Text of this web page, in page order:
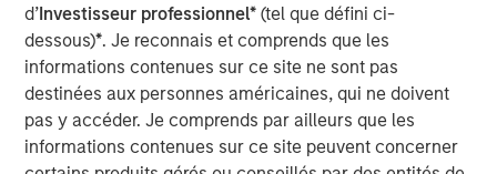
d’Investisseur professionnel*(tel que défini ci-
dessous)*. Je reconnais et comprends que les
informations contenues sur ce site ne sont pas
destinées aux personnes américaines, qui ne doivent
pas y accéder. Je comprends par ailleurs que les
informations contenues sur ce site peuvent concerner
Flip AI emerged from stealth in November last year with
its groundbreaking observability intelligence platform,
Flip, powered by a LLM that predicts incidents and
generates root cause analyses in seconds. Flip is trusted
by well-known global enterprises, including the largest
financial institutions and software providers in the world.